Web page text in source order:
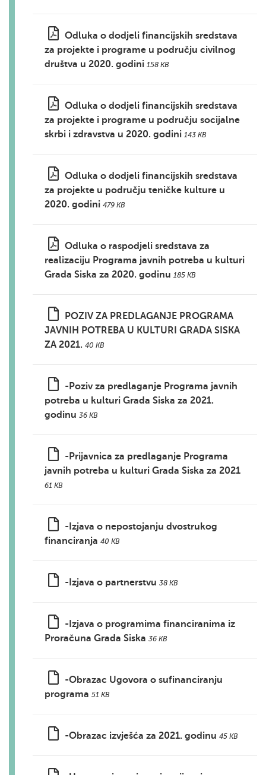
Odluka o dodjeli financijskih sredstava
za projekte i programe u području civilnog
društva u 2020. godini 158 KB
Odluka o dodjeli financijskih sredstava
za projekte i programe u području socijalne
skrbi i zdravstva u 2020. godini 143 KB
Odluka o dodjeli financijskih sredstava
za projekte u području teničke kulture u
2020. godini 479 KB
Odluka o raspodjeli sredstava za
realizaciju Programa javnih potreba u kulturi
Grada Siska za 2020. godinu 185 KB
POZIV ZA PREDLAGANJE PROGRAMA
JAVNIH POTREBA U KULTURI GRADA SISKA
ZA 2021. 40 KB
-Poziv za predlaganje Programa javnih
potreba u kulturi Grada Siska za 2021.
godinu 36 KB
-Prijavnica za predlaganje Programa
javnih potreba u kulturi Grada Siska za 2021
61 KB
-Izjava o nepostojanju dvostrukog
financiranja 40 KB
-Izjava o partnerstvu 38 KB
-Izjava o programima financiranima iz
Proračuna Grada Siska 36 KB
-Obrazac Ugovora o sufinanciranju
programa 51 KB
-Obrazac izvješća za 2021. godinu 45 KB